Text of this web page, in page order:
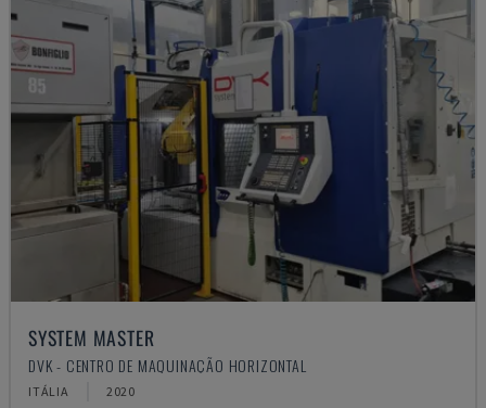
SYSTEM MASTER
DVK - CENTRO DE MAQUINAÇÃO HORIZONTAL
ITÁLIA 2020